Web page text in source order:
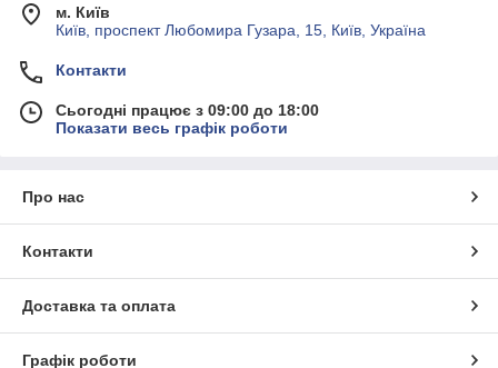
м. Київ
Київ, проспект Любомира Гузара, 15, Київ, Україна
Контакти
Сьогодні працює з 09:00 до 18:00
Показати весь графік роботи
Про нас
Контакти
Доставка та оплата
Графік роботи